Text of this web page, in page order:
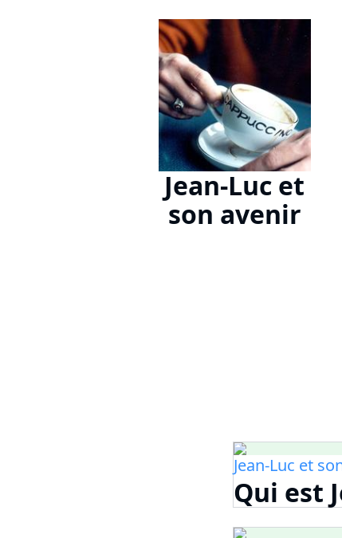
Jean-Luc et
son avenir
Jean-Luc et
Qui est